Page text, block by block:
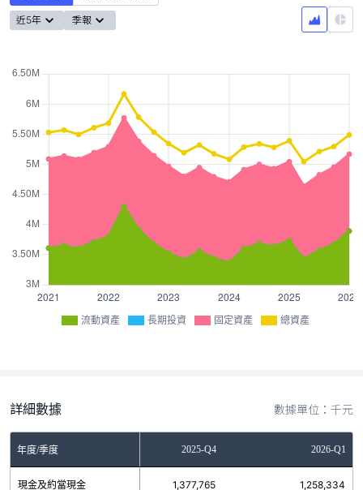
近5年 季報
流動資產 長期投資 固定資產 總資產
詳細數據 數據單位：千元
年度/季度2025-Q3 2025-Q4 2026-Q1
現金及約當現金
1,172,461 1,377,765 1,258,334